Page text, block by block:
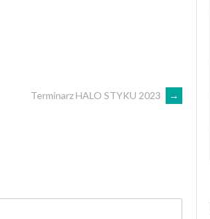
Terminarz HALO STYKU 2023 →